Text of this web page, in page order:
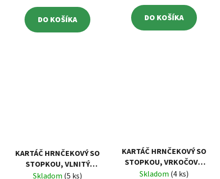
DO KOŠÍKA DO KOŠÍKA
KARTÁČ HRNČEKOVÝ SO
STOPKOU, VLNITÝ
POMOSADZENÝ DRÔT
Skladom (5 ks)
KARTÁČ HRNČEKOVÝ SO
STOPKOU, VRKOČOVÝ,
OCEĽOVÝ DRÔT 0,5MM,
Skladom (4 ks)